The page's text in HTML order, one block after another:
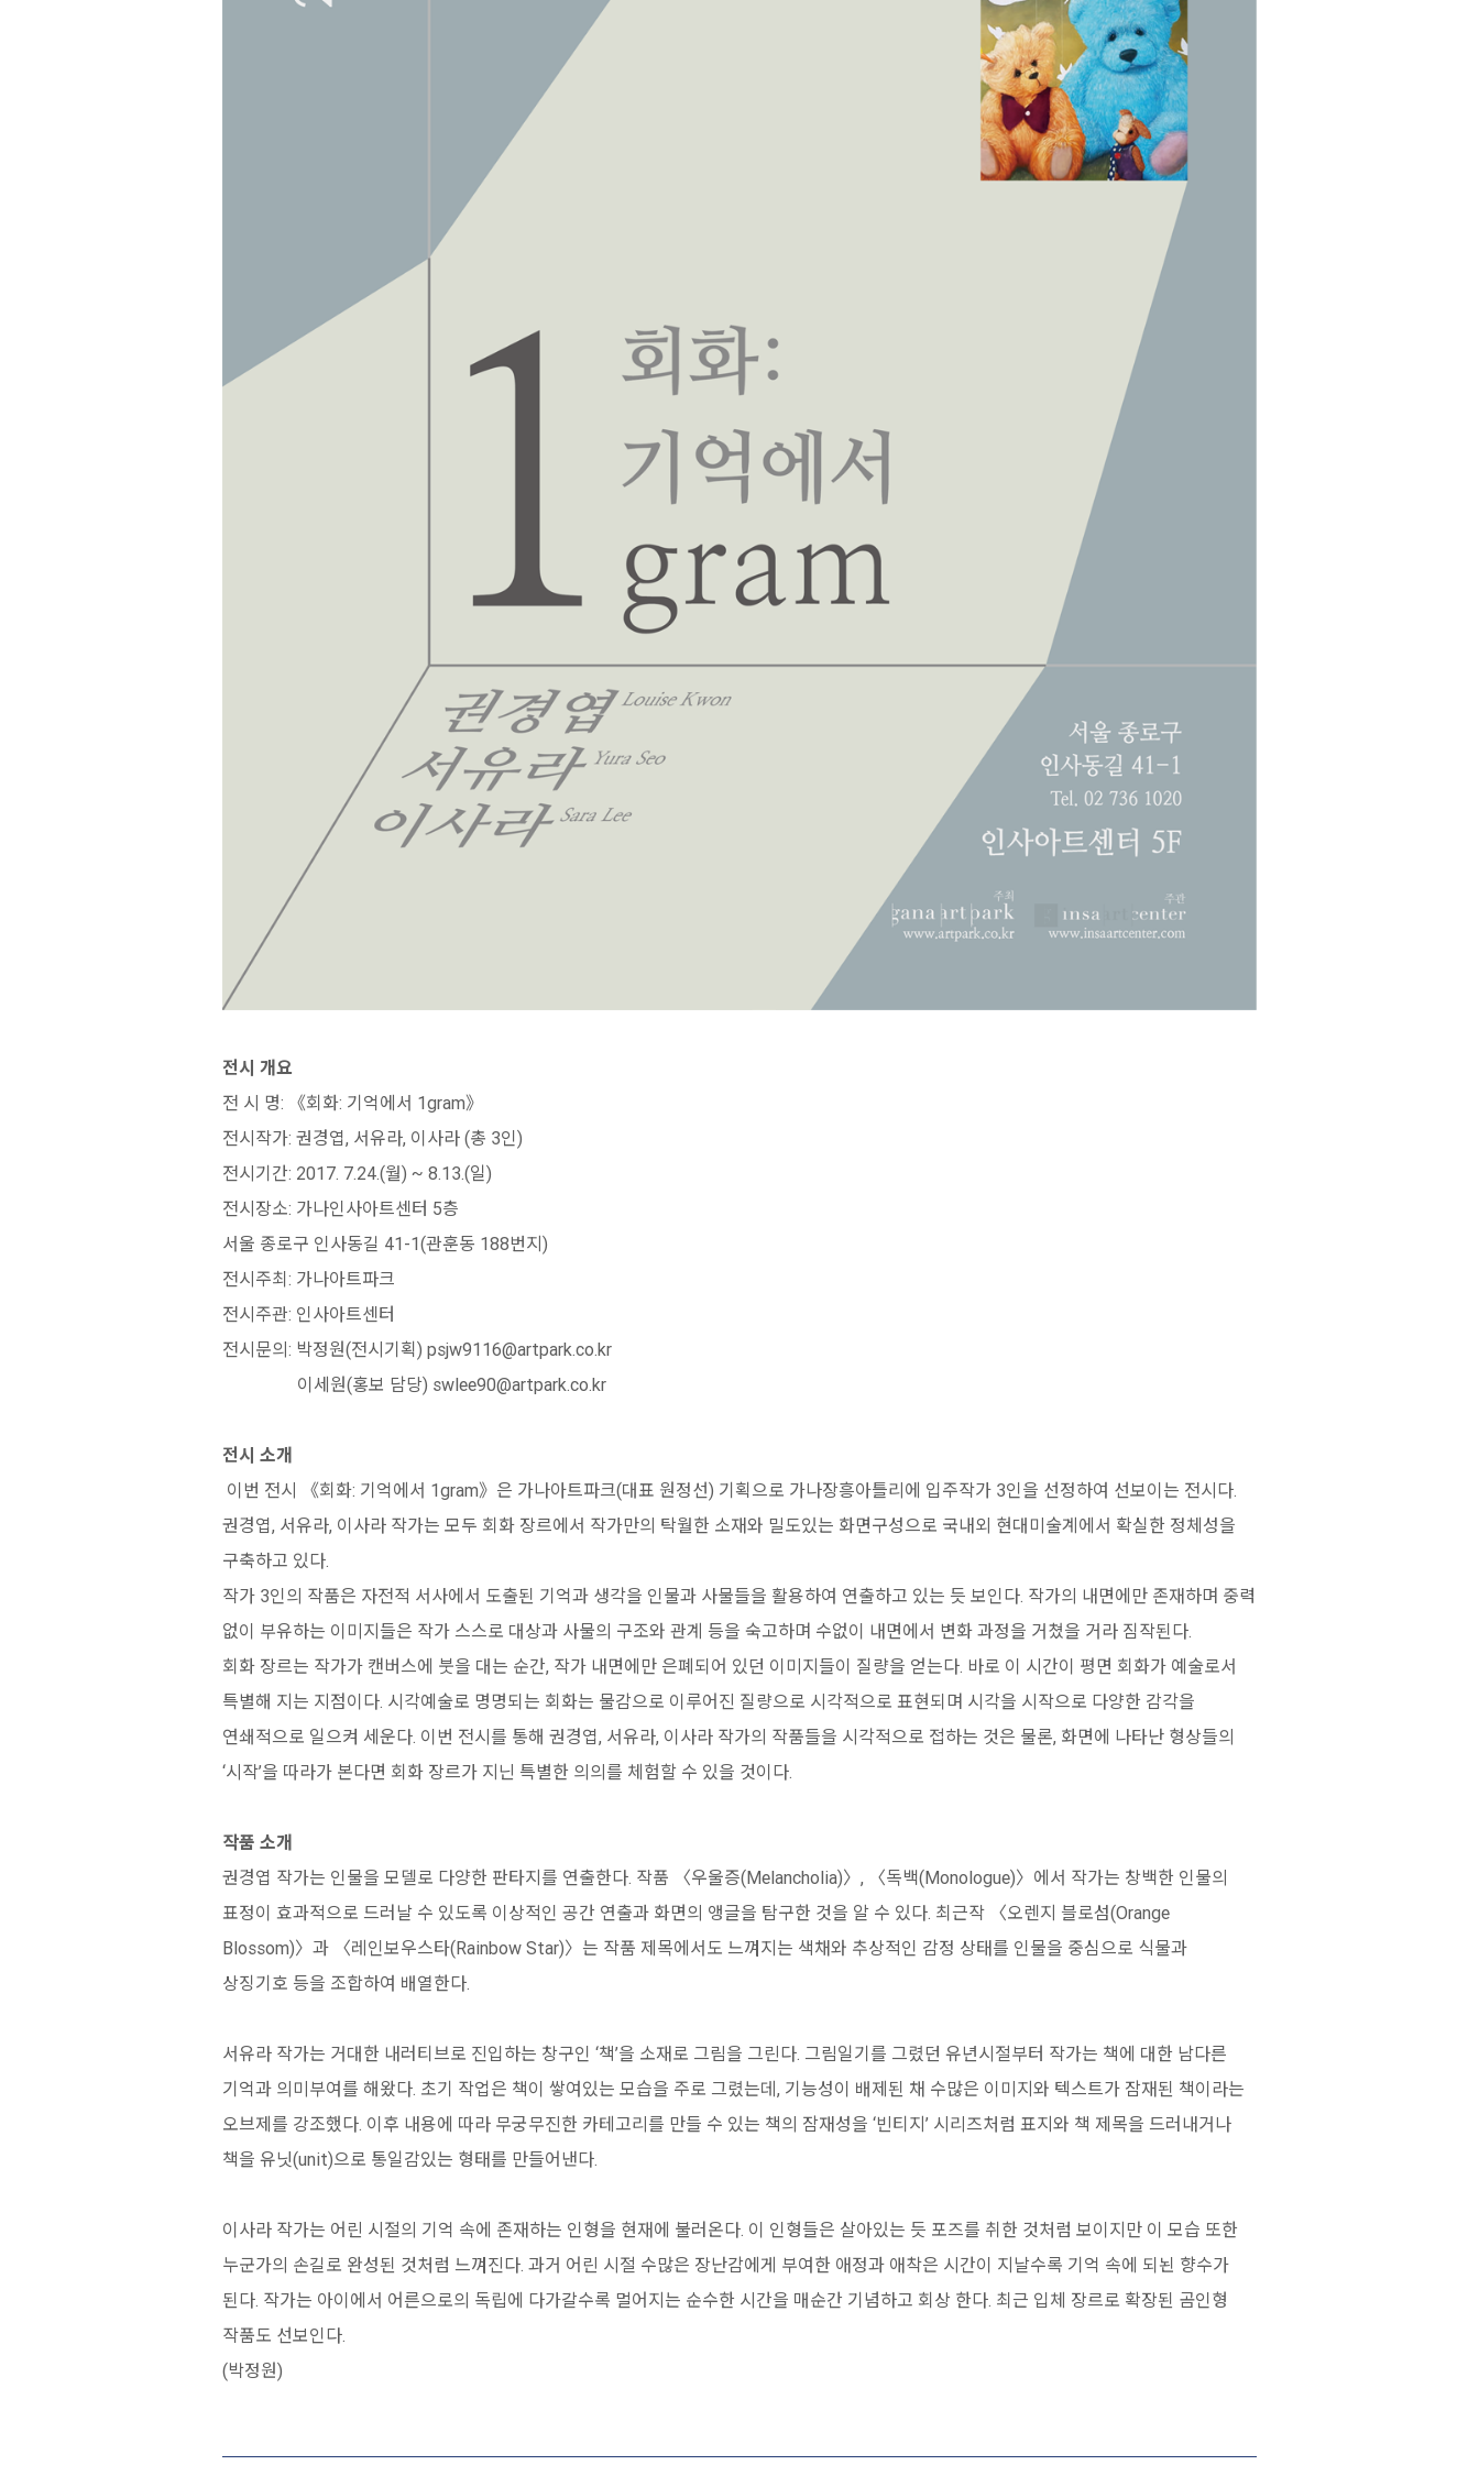
전시 개요
전 시 명: 《회화: 기억에서 1gram》
전시작가: 권경엽, 서유라, 이사라 (총 3인)
전시기간: 2017. 7.24.(월) ~ 8.13.(일)
전시장소: 가나인사아트센터 5층
서울 종로구 인사동길 41-1(관훈동 188번지)
전시주최: 가나아트파크
전시주관: 인사아트센터
전시문의: 박정원(전시기획) psjw9116@artpark.co.kr
이세원(홍보 담당) swlee90@artpark.co.kr
전시 소개
이번 전시 《회화: 기억에서 1gram》은 가나아트파크(대표 원정선) 기획으로 가나장흥아틀리에 입주작가 3인을 선정하여 선보이는 전시다.
권경엽, 서유라, 이사라 작가는 모두 회화 장르에서 작가만의 탁월한 소재와 밀도있는 화면구성으로 국내외 현대미술계에서 확실한 정체성을
구축하고 있다.
작가 3인의 작품은 자전적 서사에서 도출된 기억과 생각을 인물과 사물들을 활용하여 연출하고 있는 듯 보인다. 작가의 내면에만 존재하며 중력
없이 부유하는 이미지들은 작가 스스로 대상과 사물의 구조와 관계 등을 숙고하며 수없이 내면에서 변화 과정을 거쳤을 거라 짐작된다.
회화 장르는 작가가 캔버스에 붓을 대는 순간, 작가 내면에만 은폐되어 있던 이미지들이 질량을 얻는다. 바로 이 시간이 평면 회화가 예술로서
특별해 지는 지점이다. 시각예술로 명명되는 회화는 물감으로 이루어진 질량으로 시각적으로 표현되며 시각을 시작으로 다양한 감각을
연쇄적으로 일으켜 세운다. 이번 전시를 통해 권경엽, 서유라, 이사라 작가의 작품들을 시각적으로 접하는 것은 물론, 화면에 나타난 형상들의
‘시작’을 따라가 본다면 회화 장르가 지닌 특별한 의의를 체험할 수 있을 것이다.
작품 소개
권경엽 작가는 인물을 모델로 다양한 판타지를 연출한다. 작품 〈우울증(Melancholia)〉, 〈독백(Monologue)〉에서 작가는 창백한 인물의
표정이 효과적으로 드러날 수 있도록 이상적인 공간 연출과 화면의 앵글을 탐구한 것을 알 수 있다. 최근작 〈오렌지 블로섬(Orange
Blossom)〉과 〈레인보우스타(Rainbow Star)〉는 작품 제목에서도 느껴지는 색채와 추상적인 감정 상태를 인물을 중심으로 식물과
상징기호 등을 조합하여 배열한다.
서유라 작가는 거대한 내러티브로 진입하는 창구인 ‘책’을 소재로 그림을 그린다. 그림일기를 그렸던 유년시절부터 작가는 책에 대한 남다른
기억과 의미부여를 해왔다. 초기 작업은 책이 쌓여있는 모습을 주로 그렸는데, 기능성이 배제된 채 수많은 이미지와 텍스트가 잠재된 책이라는
오브제를 강조했다. 이후 내용에 따라 무궁무진한 카테고리를 만들 수 있는 책의 잠재성을 ‘빈티지’ 시리즈처럼 표지와 책 제목을 드러내거나
책을 유닛(unit)으로 통일감있는 형태를 만들어낸다.
이사라 작가는 어린 시절의 기억 속에 존재하는 인형을 현재에 불러온다. 이 인형들은 살아있는 듯 포즈를 취한 것처럼 보이지만 이 모습 또한
누군가의 손길로 완성된 것처럼 느껴진다. 과거 어린 시절 수많은 장난감에게 부여한 애정과 애착은 시간이 지날수록 기억 속에 되뇐 향수가
된다. 작가는 아이에서 어른으로의 독립에 다가갈수록 멀어지는 순수한 시간을 매순간 기념하고 회상 한다. 최근 입체 장르로 확장된 곰인형
작품도 선보인다.
(박정원)